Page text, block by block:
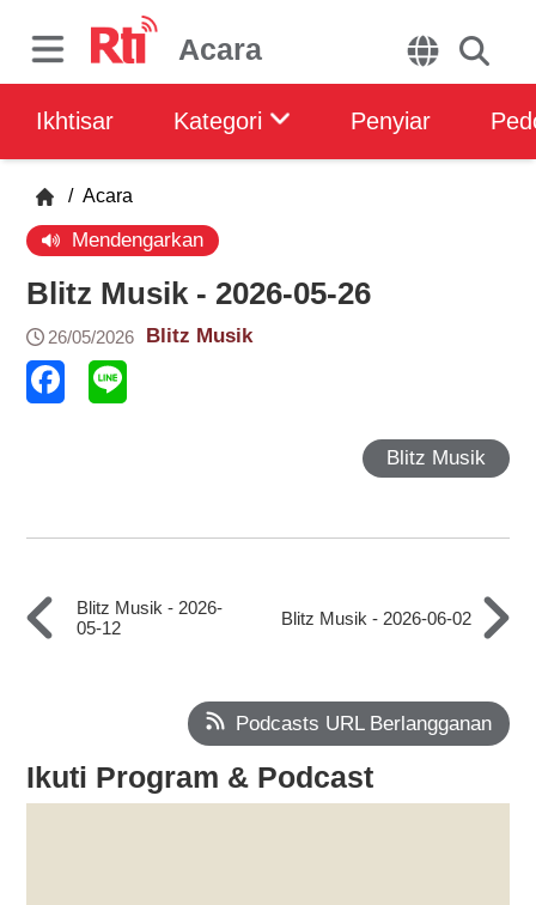
Acara
Ikhtisar Kategori Penyiar
/ Acara
Mendengarkan
Blitz Musik - 2026-05-26
26/05/2026 Blitz Musik
Blitz Musik
Blitz Musik - 2026-
05-12
Blitz Musik - 2026-06-02
Podcasts URL Berlangganan
Ikuti Program & Podcast